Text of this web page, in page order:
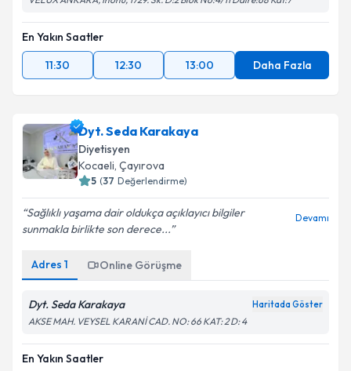
En Yakın Saatler
11:30
12:30 13:00 Daha Fazla
Dyt. Seda Karakaya
Diyetisyen
Kocaeli, Çayırova
5 (37 Değerlendirme)
Sağlıklı yaşama dair oldukça açıklayıcı bilgiler
sunmakla birlikte son derece...
Devamı
Adres 1 Online Görüşme
Dyt. Seda Karakaya Haritada Göster
AKSE MAH. VEYSEL KARANİ CAD. NO: 66 KAT: 2 D: 4
En Yakın Saatler